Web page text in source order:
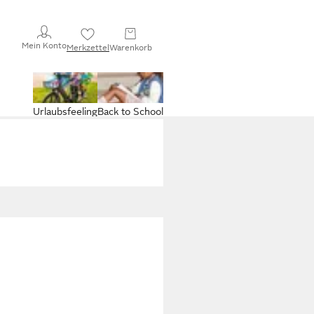
Mein KontoMerkzettelWarenkorb
Back to School
Urlaubsfeeling